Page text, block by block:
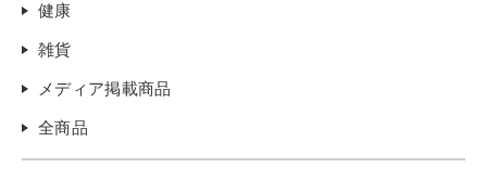
健康
雑貨
メディア掲載商品
全商品